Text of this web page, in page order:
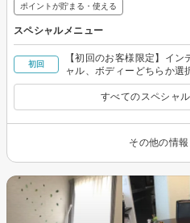
ポイントが貯まる・使える
スペシャルメニュー
初回
【初回のお客様限定】イ
ャル、ボディーどちらか選
すべてのスペシャ
その他の情